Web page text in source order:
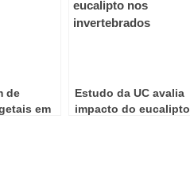
de
em
Estudo da UC avalia
impacto do eucalipto